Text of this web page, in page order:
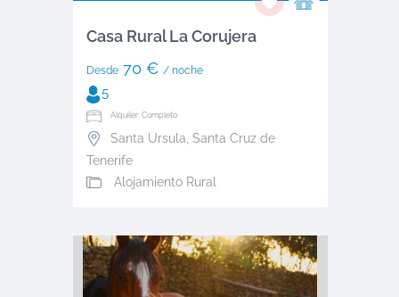
Casa Rural La Corujera
Desde70 € / noche
5
Alquiler: Completo
Santa Ursula Santa Cruz de
Tenerife
Alojamiento Rural